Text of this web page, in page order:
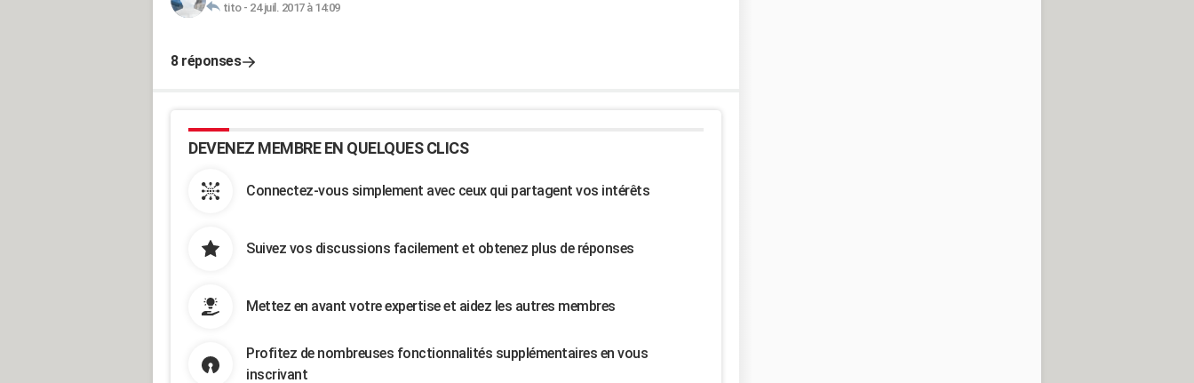
tito- 24 juil. 2017 à 14:09
8 réponses
DEVENEZ MEMBRE EN QUELQUES CLICS
Connectez-vous simplement avec ceux qui partagent vos intérêts
Suivez vos discussions facilement et obtenez plus de réponses
Mettez en avant votre expertise et aidez les autres membres
Profitez de nombreuses fonctionnalités supplémentaires en vous
inscrivant